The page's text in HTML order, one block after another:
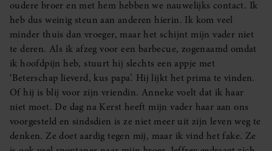
oudere broer en met hem hebben we nauwelijks contact. Ik
heb dus weinig steun aan anderen hierin. Ik kom veel
minder thuis dan vroeger, maar het schijnt mijn vader niet
te deren. Als ik afzeg voor een barbecue, zogenaamd omdat
ik hoofdpijn heb, stuurt hij slechts een appje met
‘Beterschap lieverd, kus papa’. Hij lijkt het prima te vinden.
Of hij is blij voor zijn vriendin. Anneke voelt dat ik haar
niet moet. De dag na Kerst heeft mijn vader haar aan ons
voorgesteld en sindsdien is ze niet meer uit zijn leven weg te
denken. Ze doet aardig tegen mij, maar ik vind het fake. Ze